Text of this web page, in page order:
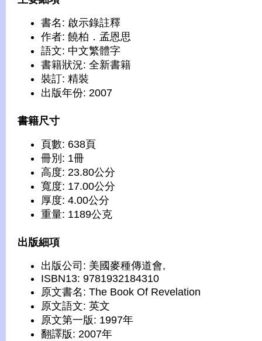
書名: 啟示錄註釋
作者: 饒柏．孟恩思
語文: 中文繁體字
書籍狀況: 全新書籍
裝訂: 精裝
出版年份: 2007
書籍尺寸
頁數: 638頁
冊別: 1冊
高度: 23.80公分
寬度: 17.00公分
厚度: 4.00公分
重量: 1189公克
出版細項
出版公司: 美國麥種傳道會,
ISBN13: 9781932184310
原文書名: The Book Of Revelation
原文語文: 英文
原文第一版: 1997年
翻譯版: 2007年